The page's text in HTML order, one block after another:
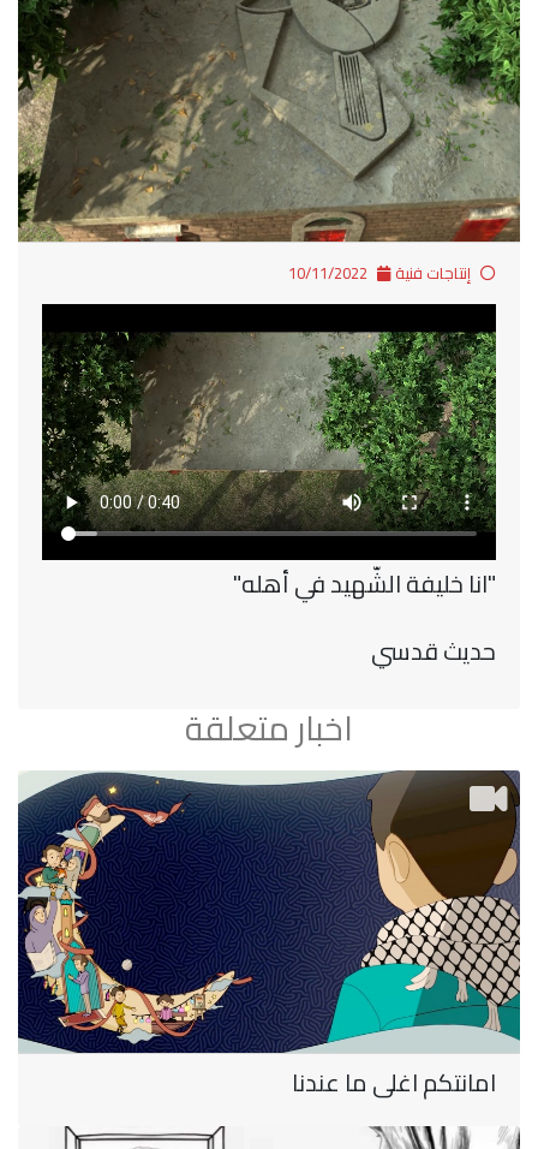
إنتاجات فنية
"انا خليفة الشّهيد في أهله"
حديث قدسي
اخبار متعلقة
امانتكم اغلى ما عندنا